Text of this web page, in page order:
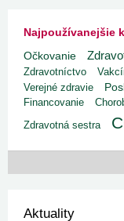
Najpoužívanejšie
Očkovanie
Zdravotníctvo
Verejné zdravie
Financovanie
Zdravotná sestra
Aktuality